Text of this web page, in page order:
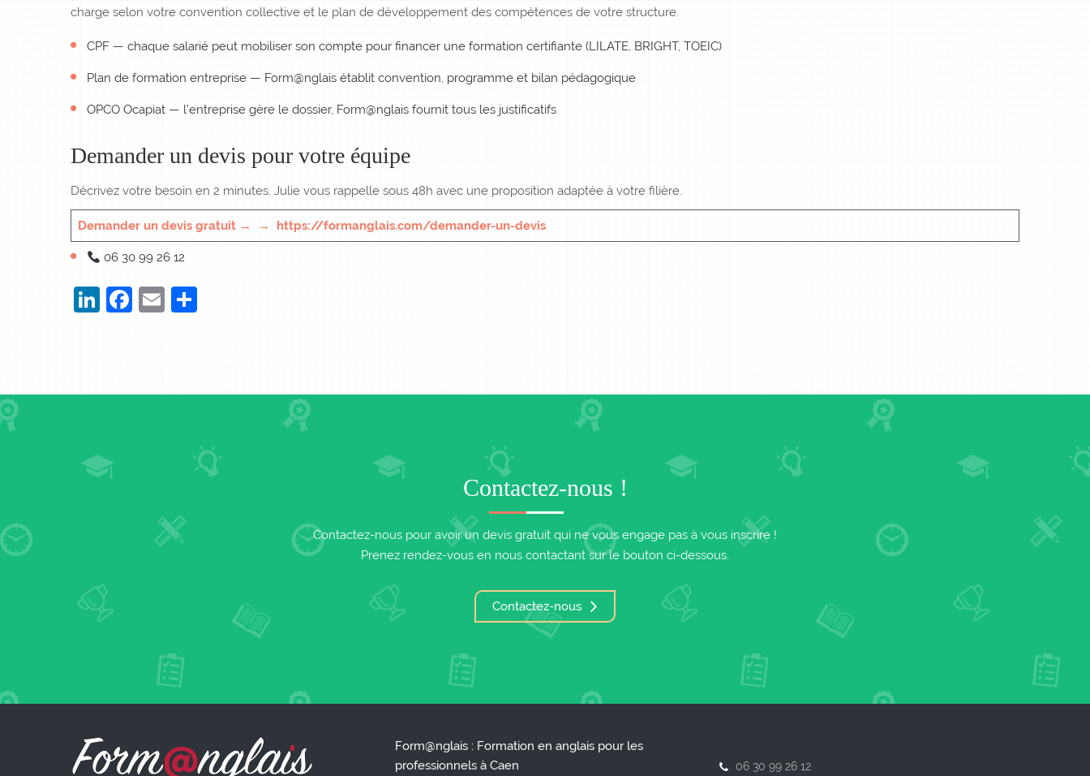
charge selon votre convention collective et le plan de développement des compétences de votre structure.
CPF — chaque salarié peut mobiliser son compte pour financer une formation certifiante (LILATE, BRIGHT, TOEIC)
Plan de formation entreprise — Form@nglais établit convention, programme et bilan pédagogique
OPCO Ocapiat — l’entreprise gère le dossier, Form@nglais fournit tous les justificatifs
Demander un devis pour votre équipe
Décrivez votre besoin en 2 minutes. Julie vous rappelle sous 48h avec une proposition adaptée à votre filière.
Demander un devis gratuit → → https://formanglais.com/demander-un-devis
06 30 99 26 12
LinkedIn
Facebook
Email
Contactez-nous !
Contactez-nous pour avoir un devis gratuit qui ne vous engage pas à vous inscrire !
Prenez rendez-vous en nous contactant sur le bouton ci-dessous.
Contactez-nous
Form@nglais : Formation en anglais pour les
professionnels à Caen
06 30 99 26 12